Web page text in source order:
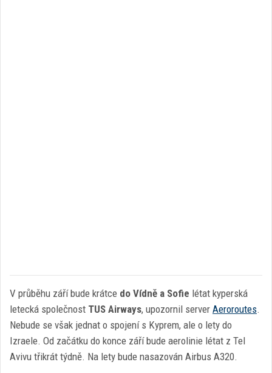
V průběhu září bude krátce do Vídně a Sofie létat kyperská
letecká společnost TUS Airways, upozornil server Aeroroutes.
Nebude se však jednat o spojení s Kyprem, ale o lety do
Izraele. Od začátku do konce září bude aerolinie létat z Tel
Avivu třikrát týdně. Na lety bude nasazován Airbus A320.